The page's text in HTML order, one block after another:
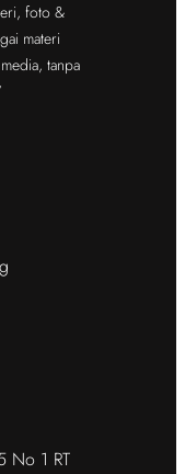
foto &
materi
tanpa
No 1 RT